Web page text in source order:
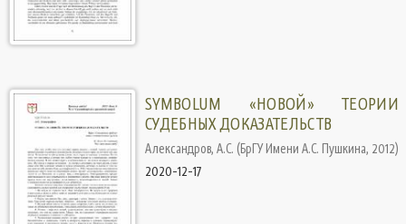
SYMBOLUM «НОВОЙ» ТЕОРИИ
СУДЕБНЫХ ДОКАЗАТЕЛЬСТВ
Александров, А.С. (БрГУ Имени А.С. Пушкина, 2012)
2020-12-17